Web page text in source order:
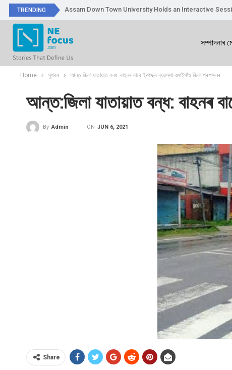
TRENDING Assam Down Town University Holds an Interactive
সম্পাদনাৰ
Home সুখবৰ আন্ত:জিলা যাতায়াত বন্ধ: বাহনৰ বাবে ই-পাছৰ ব্যৱস্থা বঙাইগাঁও জিলা প্ৰশাসনৰ
আন্ত:জিলা যাতায়াত বন্ধ: বাহনৰ
By Admin ON JUN 6, 2021
Share